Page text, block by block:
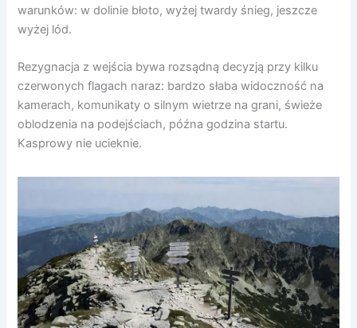
warunków: w dolinie błoto, wyżej twardy śnieg, jeszcze
wyżej lód.
Rezygnacja z wejścia bywa rozsądną decyzją przy kilku
czerwonych flagach naraz: bardzo słaba widoczność na
kamerach, komunikaty o silnym wietrze na grani, świeże
oblodzenia na podejściach, późna godzina startu.
Kasprowy nie ucieknie.